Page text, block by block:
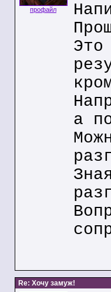
профайл
Это
а
Re: Хочу замуж!